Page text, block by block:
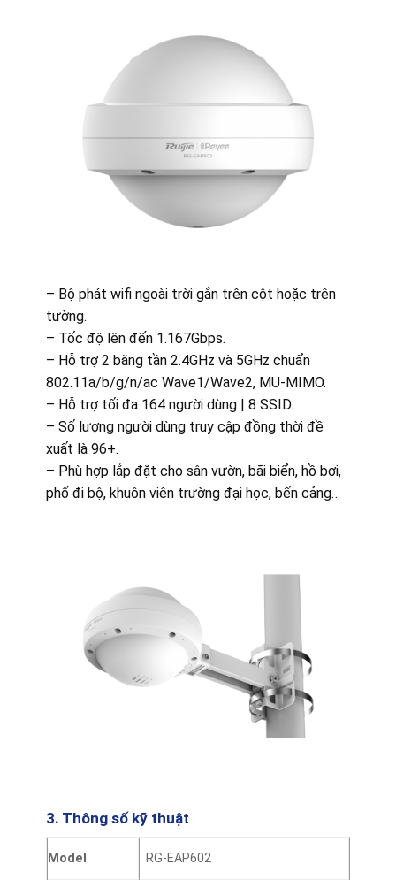
– Bộ phát wifi ngoài trời gắn trên cột hoặc trên
tường.
– Tốc độ lên đến 1.167Gbps.
– Hỗ trợ 2 băng tần 2.4GHz và 5GHz chuẩn
802.11a/b/g/n/ac Wave1/Wave2, MU-MIMO.
– Hỗ trợ tối đa 164 người dùng | 8 SSID.
– Số lượng người dùng truy cập đồng thời đề
xuất là 96+.
– Phù hợp lắp đặt cho sân vườn, bãi biển, hồ bơi,
phố đi bộ, khuôn viên trường đại học, bến cảng…
3. Thông số kỹ thuật
Model RG-EAP602